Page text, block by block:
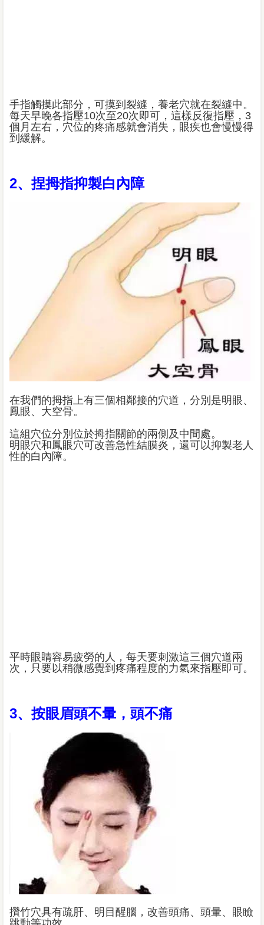
手指觸摸此部分，可摸到裂縫，養老穴就在裂縫中。
每天早晚各指壓10次至20次即可，這樣反復指壓，3
個月左右，穴位的疼痛感就會消失，眼疾也會慢慢得
到緩解。
2、捏拇指抑製白內障
在我們的拇指上有三個相鄰接的穴道，分別是明眼、
鳳眼、大空骨。
這組穴位分別位於拇指關節的兩側及中間處。
明眼穴和鳳眼穴可改善急性結膜炎，還可以抑製老人
性的白內障。
平時眼睛容易疲勞的人，每天要刺激這三個穴道兩
次，只要以稍微感覺到疼痛程度的力氣來指壓即可。
3、按眼眉頭不暈，頭不痛
攢竹穴具有疏肝、明目醒腦，改善頭痛、頭暈、眼瞼